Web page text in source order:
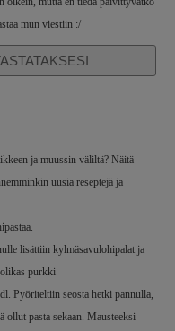
mun viestiin :/
ja muussin väliltä? Näitä
uusia reseptejä ja
lisättiin kylmäsavulohipalat ja
purkki
Pyöriteltiin seosta hetki pannulla,
ollut pasta sekaan. Mausteeksi